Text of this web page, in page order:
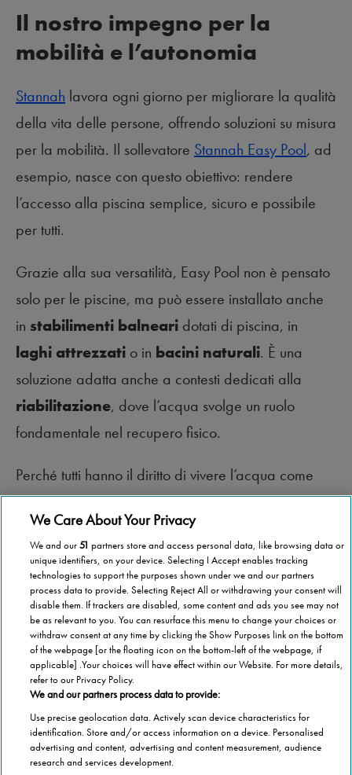
Il nostro impegno per la
mobilità e l’autonomia
Stannah lavora ogni giorno per migliorare la qualità
della vita delle persone, offrendo soluzioni su misura
per la mobilità. Il sollevatore Stannah Easy Pool, ad
esempio, nasce con questo obiettivo: rendere
l’accesso alla piscina semplice, sicuro e possibile
per tutti.
Grazie alla sua versatilità, Easy Pool non è pensato
solo per le piscine, ma può essere installato anche
in stabilimenti balneari dotati di piscina, in
laghi attrezzati o in bacini naturali. È una
soluzione adatta anche a contesti dedicati alla
riabilitazione, dove l’acqua svolge un ruolo
fondamentale nel recupero fisico.
Perché tutti hanno il diritto di vivere l’acqua come
uno spazio di benessere e autonomia.
Categorie
We Care About Your Privacy
We and our51 partners store and access personal data, like browsing data or
unique identifiers, on your device. Selecting I Accept enables tracking
technologies to support the purposes shown under we and our partners
process data to provide. Selecting Reject All or withdrawing your consent will
disable them. If trackers are disabled, some content and ads you see may not
be as relevant to you. You can resurface this menu to change your choices or
withdraw consent at any time by clicking the Show Purposes link on the bottom
of the webpage [or the floating icon on the bottom-left of the webpage, if
applicable] .Your choices will have effect within our Website. For more details,
refer to our Privacy Policy.
We and our partners process data to provide:
Use precise geolocation data. Actively scan device characteristics for
identification. Store and/or access information on a device. Personalised
advertising and content, advertising and content measurement, audience
research and services development.